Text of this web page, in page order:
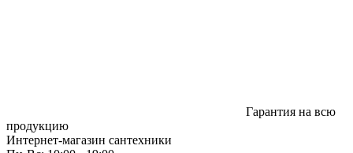
Гарантия на всю
продукцию
Интернет-магазин сантехники